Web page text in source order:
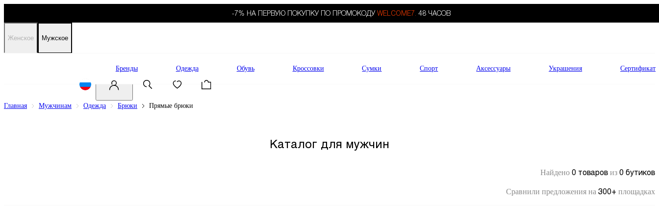
-7% НА ПЕРВУЮ ПОКУПКУ ПО ПРОМОКОДУ WELCOME7. 48 ЧАСОВ
Женское Мужское
Бренды Одежда Обувь Кроссовки Сумки Спорт Аксессуары Украшения Сертификат
Главная Мужчинам Одежда Брюки Прямые брюки
Каталог для мужчин
Найдено 0 товаров из 0 бутиков
Сравнили предложения на 300+ площадках